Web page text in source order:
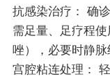
抗感染治疗：
确
需足量、足疗程
唑），必要时静脉
宫腔粘连处理：